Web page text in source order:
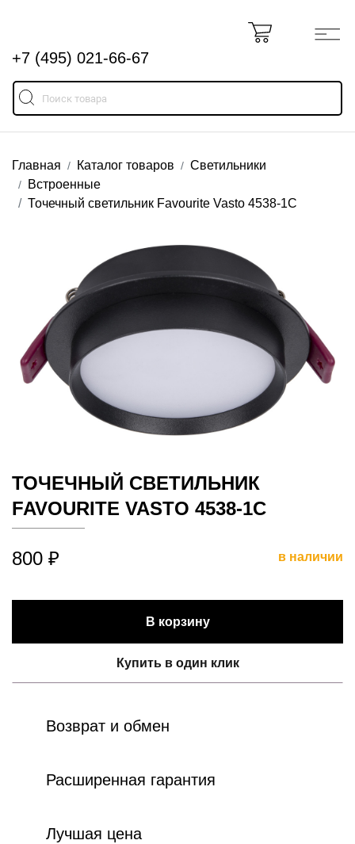
+7 (495) 021-66-67
Главная Каталог товаров
Светильники
Встроенные
Точечный светильник Favourite Vasto 4538-1C
ТОЧЕЧНЫЙ СВЕТИЛЬНИК
FAVOURITE VASTO 4538-1C
800 ₽ в наличии
В корзину
Купить в один клик
Возврат и обмен
Расширенная гарантия
Лучшая цена